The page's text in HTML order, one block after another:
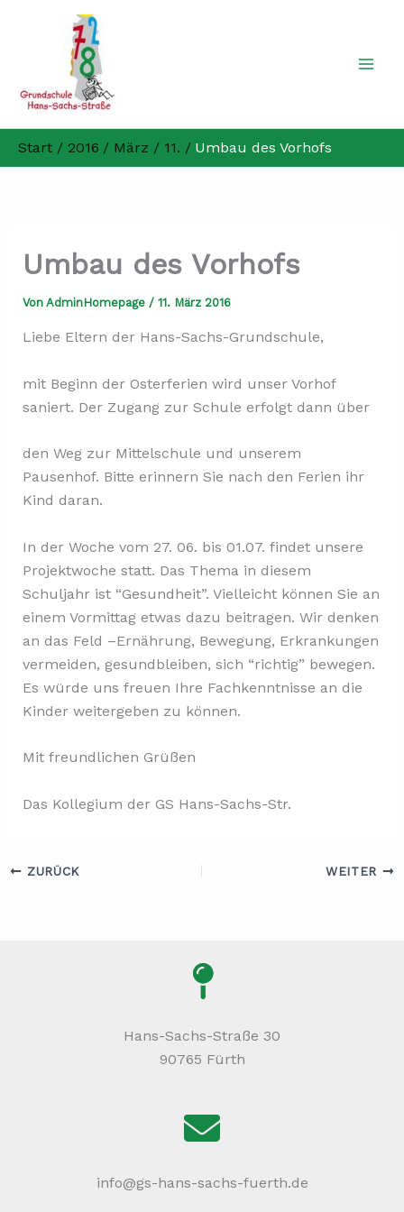
Start 2016 März 11. Umbau des Vorhofs
Umbau des Vorhofs
Von AdminHomepage / 11. März 2016
Liebe Eltern der Hans-Sachs-Grundschule,
mit Beginn der Osterferien wird unser Vorhof
saniert. Der Zugang zur Schule erfolgt dann über
den Weg zur Mittelschule und unserem
Pausenhof. Bitte erinnern Sie nach den Ferien ihr
Kind daran.
In der Woche vom 27. 06. bis 01.07. findet unsere
Projektwoche statt. Das Thema in diesem
Schuljahr ist “Gesundheit”. Vielleicht können Sie an
einem Vormittag etwas dazu beitragen. Wir denken
an das Feld –Ernährung, Bewegung, Erkrankungen
vermeiden, gesundbleiben, sich “richtig” bewegen.
Es würde uns freuen Ihre Fachkenntnisse an die
Kinder weitergeben zu können.
Mit freundlichen Grüßen
Das Kollegium der GS Hans-Sachs-Str.
ZURÜCK WEITER
Hans-Sachs-Straße 30
90765 Fürth
info@gs-hans-sachs-fuerth.de